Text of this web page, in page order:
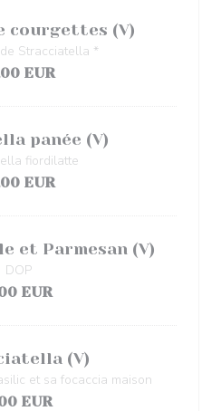
courgettes (V)
Stracciatella *
EUR
panée (V)
fiordilatte
EUR
et Parmesan (V)
DOP
EUR
(V)
et sa focaccia maison
EUR